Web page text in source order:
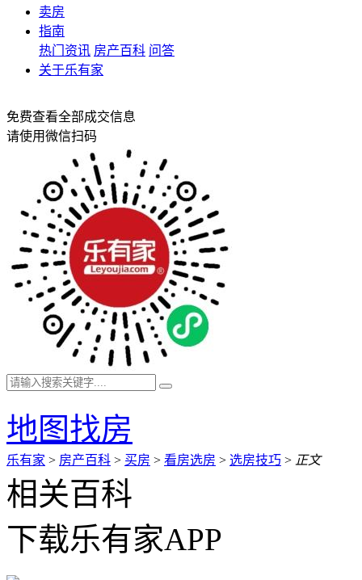
卖房
指南
热门资讯 房产百科 问答
关于乐有家
免费查看全部成交信息
请使用微信扫码
地图找房
乐有家 > 房产百科 > 买房 > 看房选房 > 选房技巧 > 正文
相关百科
下载乐有家APP